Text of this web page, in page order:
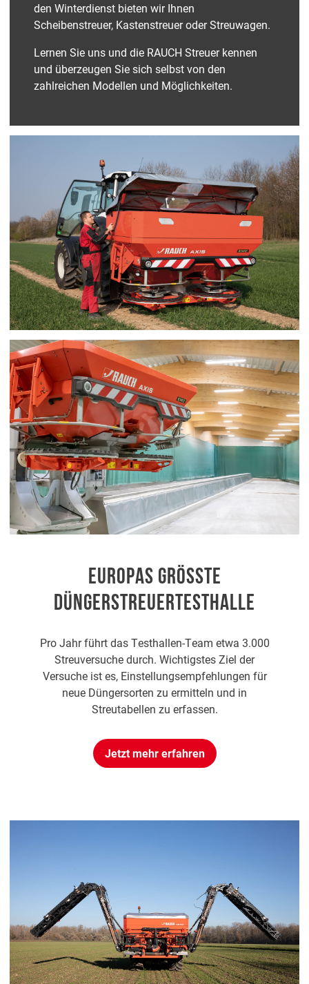
den Winterdienst bieten wir Ihnen
Scheibenstreuer, Kastenstreuer oder Streuwagen.
Lernen Sie uns und die RAUCH Streuer kennen
und überzeugen Sie sich selbst von den
zahlreichen Modellen und Möglichkeiten.
EUROPAS GRÖSSTE D
ÜNGERSTREUERTESTHALLE
Pro Jahr führt das Testhallen-Team etwa 3.000
Streuversuche durch. Wichtigstes Ziel der
Versuche ist es, Einstellungsempfehlungen für
neue Düngersorten zu ermitteln und in
Streutabellen zu erfassen.
Jetzt mehr erfahren